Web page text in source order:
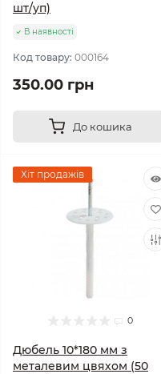
шт/уп)
В наявності
Код товару: 000164
350.00 грн
До кошика
Хіт продажів
0
Дюбель 10*180 мм з
металевим цвяхом (50